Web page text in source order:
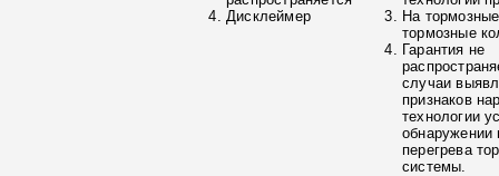
Дисклеймер
На
тормозные
Гарантия не
случаи
признаков
технологии
обнаружении
перегрева
системы.